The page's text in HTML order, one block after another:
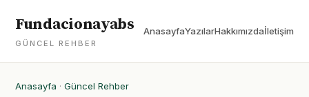
Fundacionayabs
GÜNCEL REHBER
AnasayfaYazılarHakkımızdaİletişim
Anasayfa · Güncel Rehber